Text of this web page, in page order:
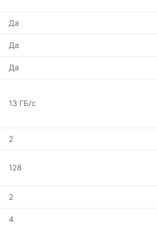
Да
Да
Да
13 ГБ/с
2
128
2
4